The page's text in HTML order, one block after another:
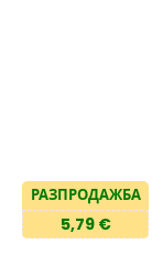
РАЗПРОДАЖБА
5,79 €